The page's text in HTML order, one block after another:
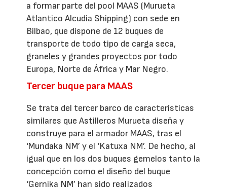
a formar parte del pool MAAS (Murueta
Atlantico Alcudia Shipping) con sede en
Bilbao, que dispone de 12 buques de
transporte de todo tipo de carga seca,
graneles y grandes proyectos por todo
Europa, Norte de África y Mar Negro.
Tercer buque para MAAS
Se trata del tercer barco de características
similares que Astilleros Murueta diseña y
construye para el armador MAAS, tras el
‘Mundaka NM’ y el ‘Katuxa NM’. De hecho, al
igual que en los dos buques gemelos tanto la
concepción como el diseño del buque
‘Gernika NM’ han sido realizados